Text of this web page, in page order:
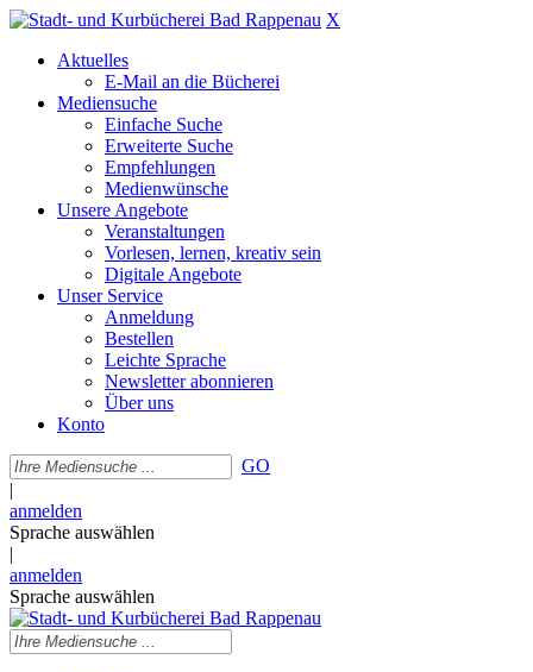
X
Aktuelles
E-Mail an die Bücherei
Mediensuche
Einfache Suche
Erweiterte Suche
Empfehlungen
Medienwünsche
Unsere Angebote
Veranstaltungen
Vorlesen, lernen, kreativ sein
Digitale Angebote
Unser Service
Anmeldung
Bestellen
Leichte Sprache
Newsletter abonnieren
Über uns
Konto
GO
|
anmelden
Sprache auswählen
|
anmelden
Sprache auswählen